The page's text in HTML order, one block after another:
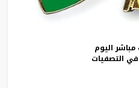
مباشر اليوم
في التصفيات